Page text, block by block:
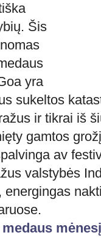
Šis
yra
sukeltos
ir tikrai iš
gamtos
av
valstybės